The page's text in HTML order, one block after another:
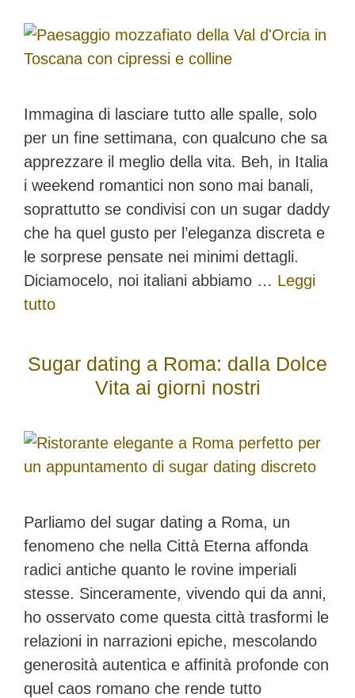
Immagina di lasciare tutto alle spalle, solo
per un fine settimana, con qualcuno che sa
apprezzare il meglio della vita. Beh, in Italia
i weekend romantici non sono mai banali,
soprattutto se condivisi con un sugar daddy
che ha quel gusto per l’eleganza discreta e
le sorprese pensate nei minimi dettagli.
Diciamocelo, noi italiani abbiamo … Leggi
tutto
Sugar dating a Roma: dalla Dolce
Vita ai giorni nostri
Parliamo del sugar dating a Roma, un
fenomeno che nella Città Eterna affonda
radici antiche quanto le rovine imperiali
stesse. Sinceramente, vivendo qui da anni,
ho osservato come questa città trasformi le
relazioni in narrazioni epiche, mescolando
generosità autentica e affinità profonde con
quel caos romano che rende tutto